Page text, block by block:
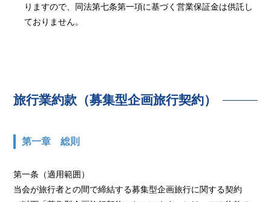
りますので、同法第七条第一項に基づく営業保証金は供託し
ておりません。
旅行業約款（募集型企画旅行契約）
第一章 総則
第一条（適用範囲）
当会が旅行者との間で締結する募集型企画旅行に関する契約